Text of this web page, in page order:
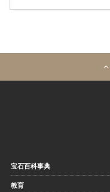
宝石百科事典
教育